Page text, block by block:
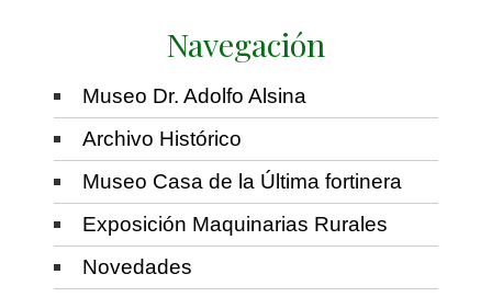
Navegación
Museo Dr. Adolfo Alsina
Archivo Histórico
Museo Casa de la Última fortinera
Exposición Maquinarias Rurales
Novedades